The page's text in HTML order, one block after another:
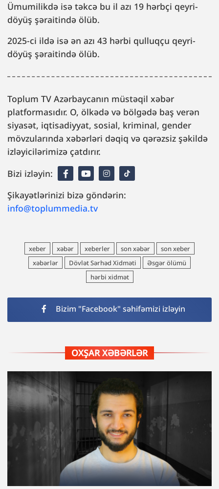
Ümumilikdə isə təkcə bu il azı 19 hərbçi qeyri-
döyüş şəraitində ölüb.
2025-ci ildə isə ən azı 43 hərbi qulluqçu qeyri-
döyüş şəraitində ölüb.
Toplum TV Azərbaycanın müstəqil xəbər
platformasıdır. O, ölkədə və bölgədə baş verən
siyasət, iqtisadiyyat, sosial, kriminal, gender
mövzularında xəbərləri dəqiq və qərəzsiz şəkildə
izləyicilərimizə çatdırır.
Bizi izləyin:
Şikayətlərinizi bizə göndərin:
info@toplummedia.tv
xeber xəbər xeberler son xəbər
son xeber
xəbərlər
Dövlət Sərhəd Xidməti
Əsgər ölümü
hərbi xidmət
Bizim "Facebook" səhifəmizi izləyin
OXŞAR XƏBƏRLƏR